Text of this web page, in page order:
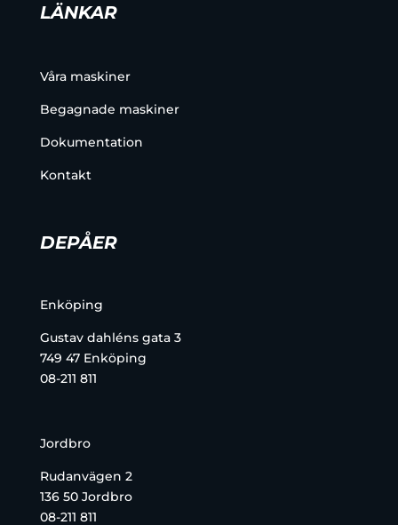
LÄNKAR
Våra maskiner
Begagnade maskiner
Dokumentation
Kontakt
DEPÅER
Enköping
Gustav dahléns gata 3
749 47 Enköping
08-211 811
Jordbro
Rudanvägen 2
136 50 Jordbro
08-211 811